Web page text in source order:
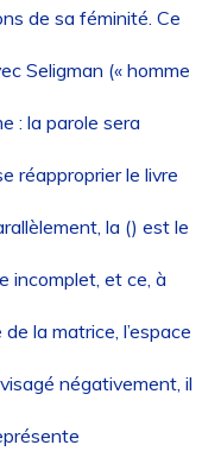
de sa féminité. Ce
Seligman (« homme
: la parole sera
réapproprier le livre
la () est le
incomplet, et ce, à
la matrice, l’espace
négativement, il